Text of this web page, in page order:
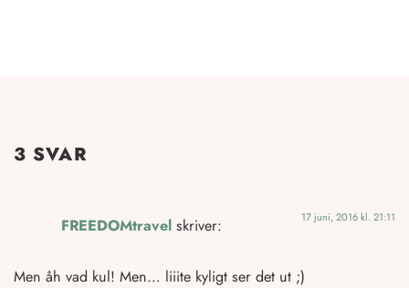
3 SVAR
FREEDOMtravel skriver: 17 juni, 2016 kl. 21:11
Men åh vad kul! Men… liiite kyligt ser det ut ;)